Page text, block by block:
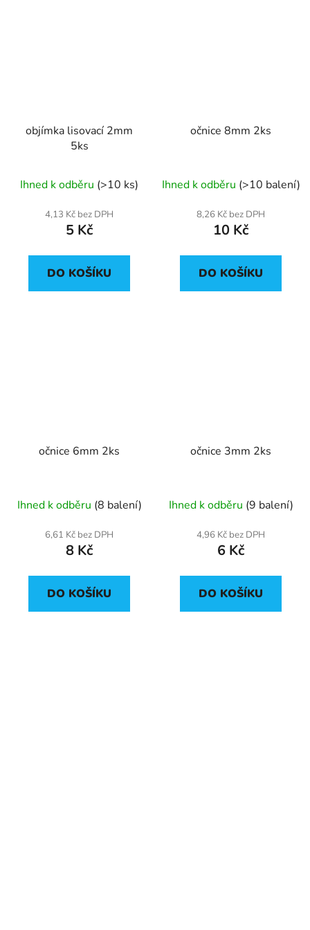
objímka lisovací 2mm
5ks
Ihned k odběru (>10 ks)
4,13 Kč bez DPH
5 Kč
DO KOŠÍKU
očnice 8mm 2ks
Ihned k odběru (>10 balení)
8,26 Kč bez DPH
10 Kč
DO KOŠÍKU
očnice 6mm 2ks
Ihned k odběru (8 balení)
6,61 Kč bez DPH
8 Kč
DO KOŠÍKU
očnice 3mm 2ks
Ihned k odběru (9 balení)
4,96 Kč bez DPH
6 Kč
DO KOŠÍKU